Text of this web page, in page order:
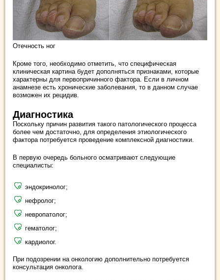
Отечность ног
Кроме того, необходимо отметить, что специфическая
клиническая картина будет дополняться признаками, которые
характерны для первопричинного фактора. Если в личном
анамнезе есть хронические заболевания, то в данном случае
возможен их рецидив.
Диагностика
Поскольку причин развития такого патологического процесса
более чем достаточно, для определения этиологического
фактора потребуется проведение комплексной диагностики.
В первую очередь больного осматривают следующие
специалисты:
эндокринолог;
нефролог;
невропатолог;
гематолог;
кардиолог.
При подозрении на онкологию дополнительно потребуется
консультация онколога.